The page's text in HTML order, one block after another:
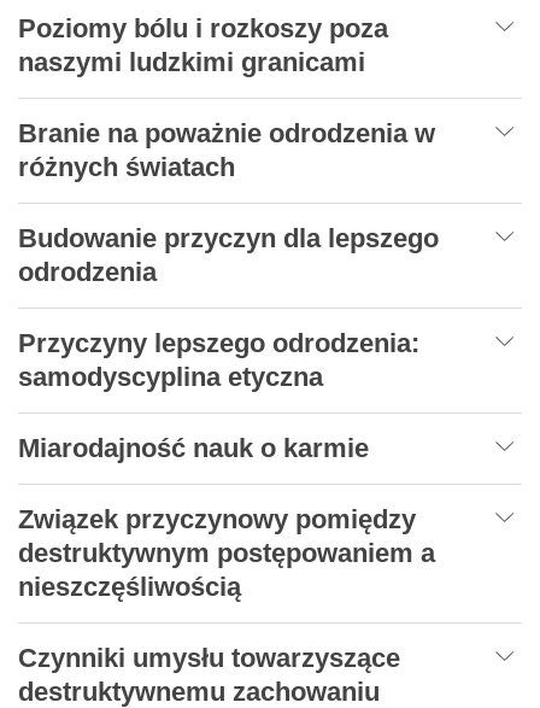
Poziomy bólu i rozkoszy poza
naszymi ludzkimi granicami
Branie na poważnie odrodzenia w
różnych światach
Budowanie przyczyn dla lepszego
odrodzenia
Przyczyny lepszego odrodzenia:
samodyscyplina etyczna
Miarodajność nauk o karmie
Związek przyczynowy pomiędzy
destruktywnym postępowaniem a
nieszczęśliwością
Czynniki umysłu towarzyszące
destruktywnemu zachowaniu